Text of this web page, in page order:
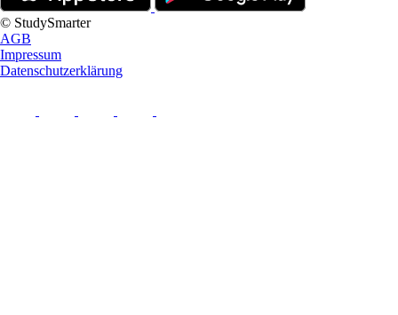
© StudySmarter
AGB
Impressum
Datenschutzerklärung